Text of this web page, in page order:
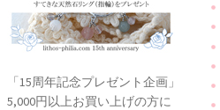
「15周年記念プレゼント企画」
5,000円以上お買い上げの方に